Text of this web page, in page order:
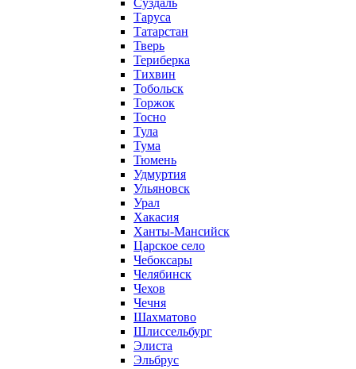
Суздаль
Таруса
Татарстан
Тверь
Териберка
Тихвин
Тобольск
Торжок
Тосно
Тула
Тума
Тюмень
Удмуртия
Ульяновск
Урал
Хакасия
Ханты-Мансийск
Царское село
Чебоксары
Челябинск
Чехов
Чечня
Шахматово
Шлиссельбург
Элиста
Эльбрус